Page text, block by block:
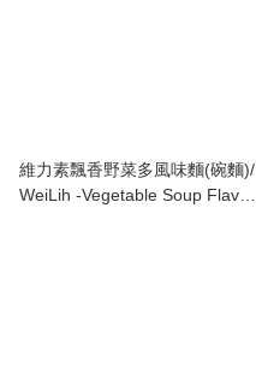
維力素飄香野菜多風味麵(碗麵)/
WeiLih -Vegetable Soup Flavor